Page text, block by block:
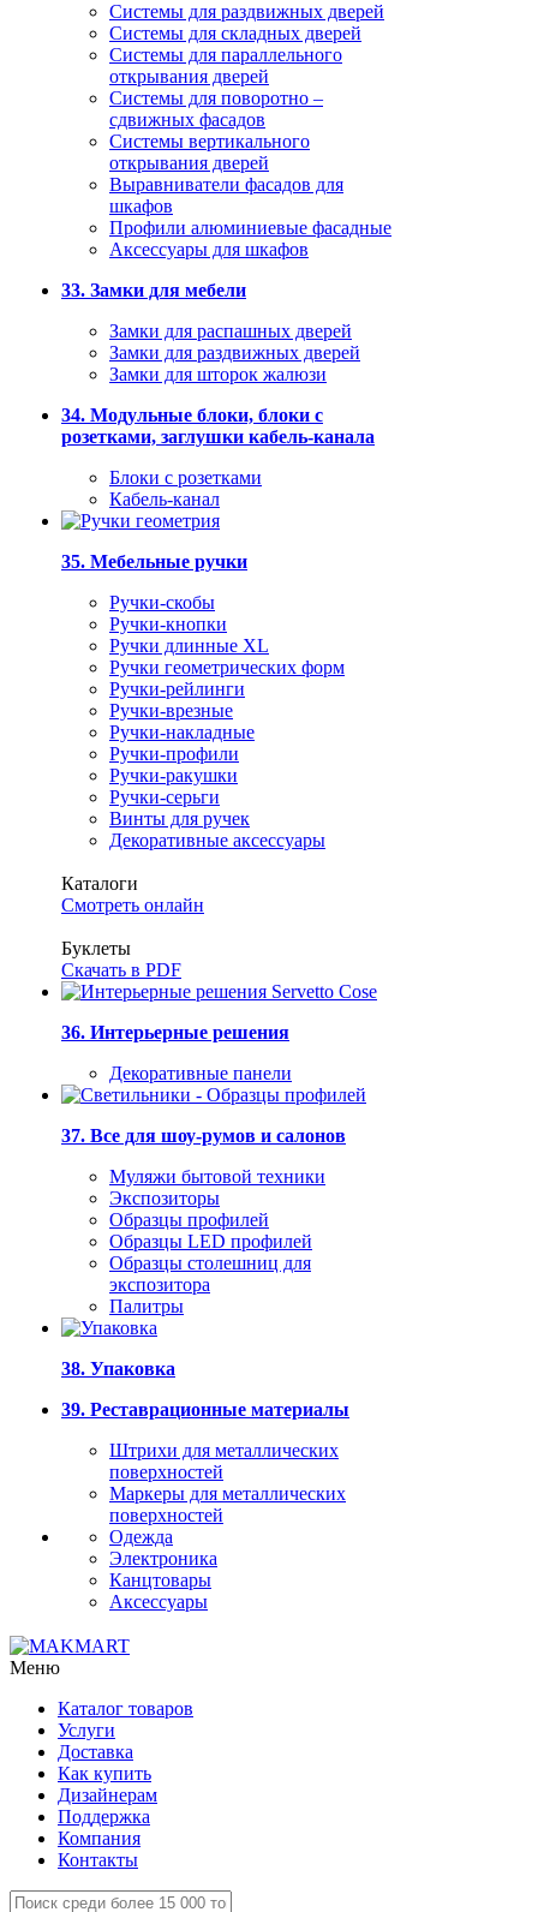
Системы для раздвижных дверей
Системы для складных дверей
Системы для параллельного
открывания дверей
Системы для поворотно –
сдвижных фасадов
Системы вертикального
открывания дверей
Выравниватели фасадов для
шкафов
Профили алюминиевые фасадные
Аксессуары для шкафов
33. Замки для мебели
Замки для распашных дверей
Замки для раздвижных дверей
Замки для шторок жалюзи
34. Модульные блоки, блоки с
розетками, заглушки кабель-канала
Блоки с розетками
Кабель-канал
35. Мебельные ручки
Ручки-скобы
Ручки-кнопки
Ручки длинные XL
Ручки геометрических форм
Ручки-рейлинги
Ручки-врезные
Ручки-накладные
Ручки-профили
Ручки-ракушки
Ручки-серьги
Винты для ручек
Декоративные аксессуары
Каталоги
Смотреть онлайн
Буклеты
Скачать в PDF
36. Интерьерные решения
Декоративные панели
37. Все для шоу-румов и салонов
Муляжи бытовой техники
Экспозиторы
Образцы профилей
Образцы LED профилей
Образцы столешниц для
экспозитора
Палитры
38. Упаковка
39. Реставрационные материалы
Штрихи для металлических
поверхностей
Маркеры для металлических
поверхностей
Одежда
Электроника
Канцтовары
Аксессуары
Меню
Каталог товаров
Услуги
Доставка
Как купить
Дизайнерам
Поддержка
Компания
Контакты